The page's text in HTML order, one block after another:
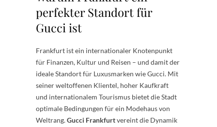
perfekter Standort für
Gucci ist
Frankfurt ist ein internationaler Knotenpunkt
für Finanzen, Kultur und Reisen – und damit der
ideale Standort für Luxusmarken wie Gucci. Mit
seiner weltoffenen Klientel, hoher Kaufkraft
und internationalem Tourismus bietet die Stadt
optimale Bedingungen für ein Modehaus von
Weltrang.Gucci Frankfurtvereint die Dynamik